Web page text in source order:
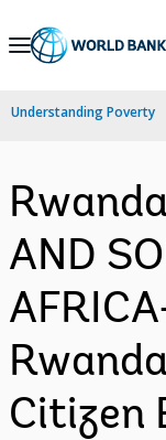
Skip
Navigation
Understanding Poverty
AND
Citizen